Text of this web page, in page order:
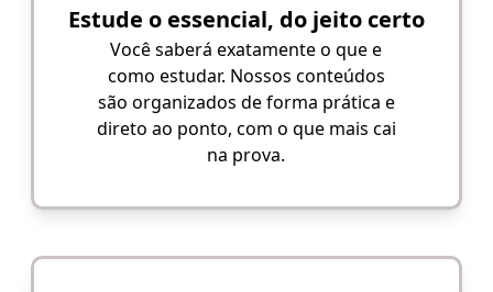
Estude o essencial, do jeito certo
Você saberá exatamente o que e
como estudar. Nossos conteúdos
são organizados de forma prática e
direto ao ponto, com o que mais cai
na prova.